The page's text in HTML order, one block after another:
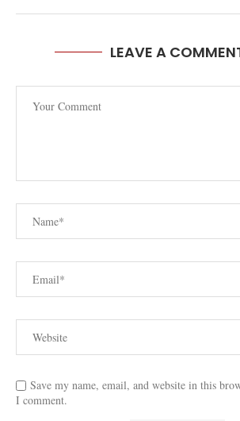
LEAVE A
Save my name, email, and website in this
I comment.